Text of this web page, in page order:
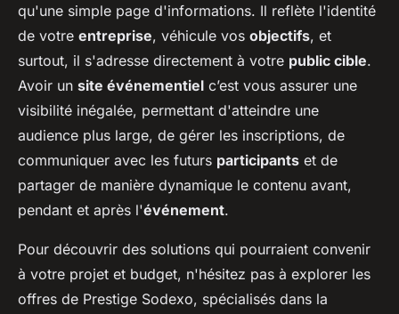
qu'une simple page d'informations. Il reflète l'identité
de votre entreprise, véhicule vos objectifs, et
surtout, il s'adresse directement à votre public cible.
Avoir un site événementiel c’est vous assurer une
visibilité inégalée, permettant d'atteindre une
audience plus large, de gérer les inscriptions, de
communiquer avec les futurs participants et de
partager de manière dynamique le contenu avant,
pendant et après l'événement.
Pour découvrir des solutions qui pourraient convenir
à votre projet et budget, n'hésitez pas à explorer les
offres de Prestige Sodexo, spécialisés dans la